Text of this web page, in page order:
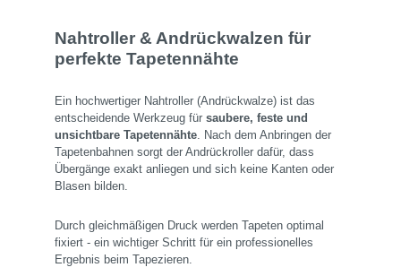
Nahtroller & Andrückwalzen für
perfekte Tapetennähte
Ein hochwertiger Nahtroller (Andrückwalze) ist das
entscheidende Werkzeug für saubere, feste und
unsichtbare Tapetennähte . Nach dem Anbringen der
Tapetenbahnen sorgt der Andrückroller dafür, dass
Übergänge exakt anliegen und sich keine Kanten oder
Blasen bilden.
Durch gleichmäßigen Druck werden Tapeten optimal
fixiert - ein wichtiger Schritt für ein professionelles
Ergebnis beim Tapezieren.